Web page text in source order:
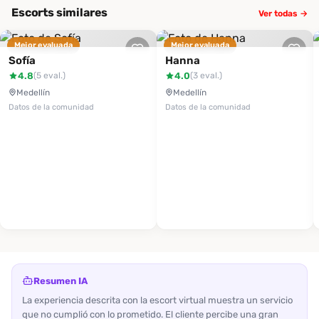
Escorts similares Ver todas →
Mejor evaluada
Sofía
4.8(5 eval.)
Medellín
Datos de la comunidad
Mejor evaluada
Hanna
4.0(3 eval.)
Medellín
Datos de la comunidad
Resumen IA
La experiencia descrita con la escort virtual muestra un servicio
que no cumplió con lo prometido. El cliente percibe una gran